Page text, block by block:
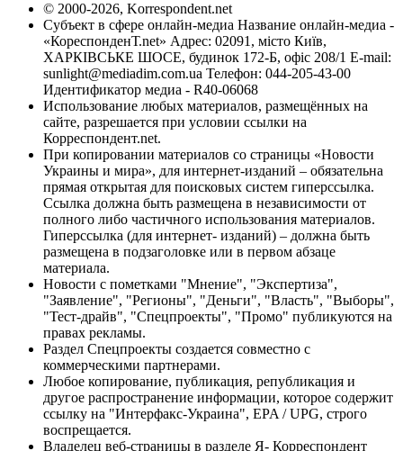
© 2000-2026, Korrespondent.net
Субъект в сфере онлайн-медиа Название онлайн-медиа -
«КореспонденТ.net» Адрес: 02091, місто Київ,
ХАРКІВСЬКЕ ШОСЕ, будинок 172-Б, офіс 208/1 E-mail:
sunlight@mediadim.com.ua Телефон: 044-205-43-00
Идентификатор медиа - R40-06068
Использование любых материалов, размещённых на
сайте, разрешается при условии ссылки на
Корреспондент.net.
При копировании материалов со страницы «Новости
Украины и мира», для интернет-изданий – обязательна
прямая открытая для поисковых систем гиперссылка.
Ссылка должна быть размещена в независимости от
полного либо частичного использования материалов.
Гиперссылка (для интернет- изданий) – должна быть
размещена в подзаголовке или в первом абзаце
материала.
Новости с пометками "Мнение", "Экспертиза",
"Заявление", "Регионы", "Деньги", "Власть", "Выборы",
"Тест-драйв", "Спецпроекты", "Промо" публикуются на
правах рекламы.
Раздел Спецпроекты создается совместно с
коммерческими партнерами.
Любое копирование, публикация, републикация и
другое распространение информации, которое содержит
ссылку на "Интерфакс-Украина", EPA / UPG, строго
воспрещается.
Владелец веб-страницы в разделе Я- Корреспондент